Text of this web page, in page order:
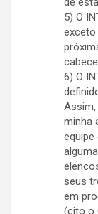
5) O
6) O
minha
seus
em
(cito o